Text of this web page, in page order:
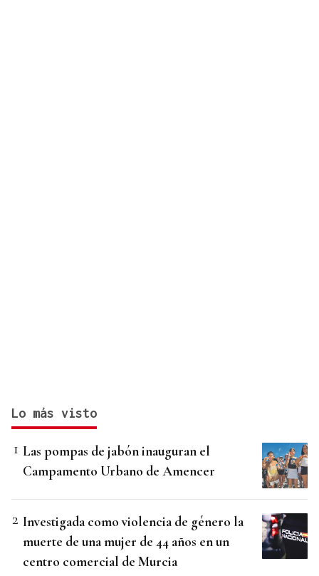
Lo más visto
Las pompas de jabón inauguran el
Campamento Urbano de Amencer
Investigada como violencia de género la
muerte de una mujer de 44 años en un
centro comercial de Murcia